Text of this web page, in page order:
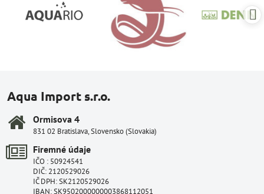
Aqua Import s.r.o.
Ormisova 4
831 02 Bratislava, Slovensko (Slovakia)
Firemné údaje
IČO : 50924541
DIČ: 2120529026
IČ DPH: SK2120529026
IBAN: SK9502000000003868112051